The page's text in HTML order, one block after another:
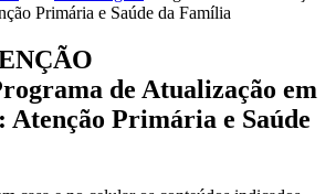
Primária e Saúde da Família
de Atualização em
Atenção Primária e Saúde